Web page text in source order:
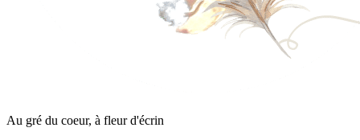
Au gré du coeur, à fleur d'écrin